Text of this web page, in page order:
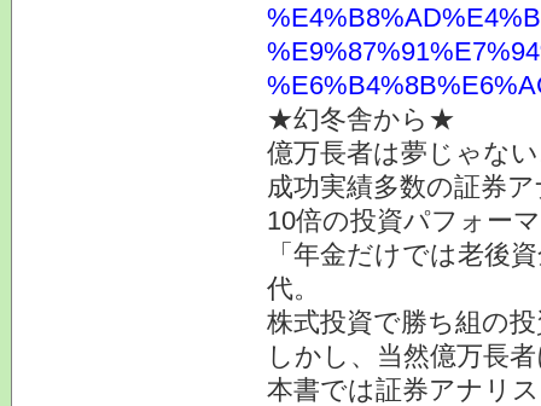
★幻冬舎から★
億万長者は夢じゃな
成功実績多数の証券
10倍の投資パフォー
「年金だけでは老後
代。
株式投資で勝ち組の
しかし、当然億万長
本書では証券アナリ